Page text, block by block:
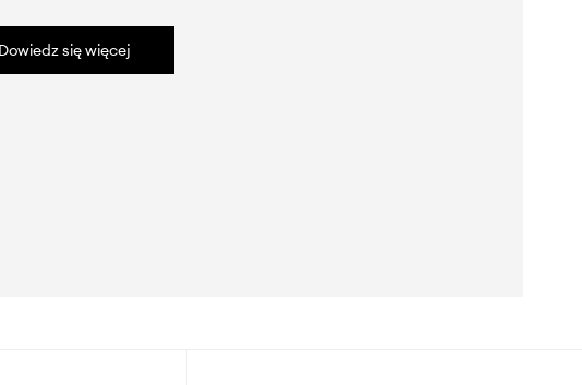
Dowiedz się więcej